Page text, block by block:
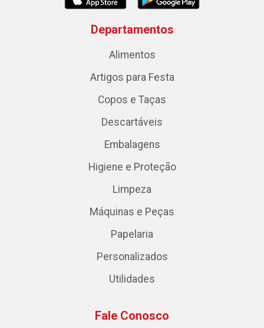
Departamentos
Alimentos
Artigos para Festa
Copos e Taças
Descartáveis
Embalagens
Higiene e Proteção
Limpeza
Máquinas e Peças
Papelaria
Personalizados
Utilidades
Fale Conosco